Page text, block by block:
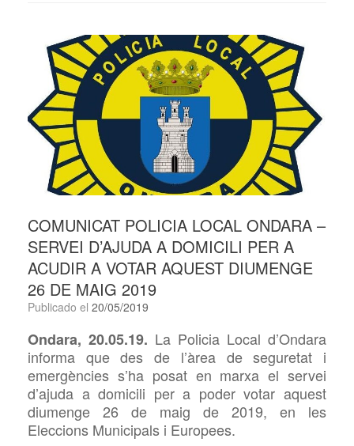
COMUNICAT POLICIA LOCAL ONDARA –
SERVEI D’AJUDA A DOMICILI PER A
ACUDIR A VOTAR AQUEST DIUMENGE
26 DE MAIG 2019
Publicado el 20/05/2019
Ondara, 20.05.19. La Policia Local d’Ondara
informa que des de l’àrea de seguretat i
emergències s’ha posat en marxa el servei
d’ajuda a domicili per a poder votar aquest
diumenge 26 de maig de 2019, en les
Eleccions Municipals i Europees.